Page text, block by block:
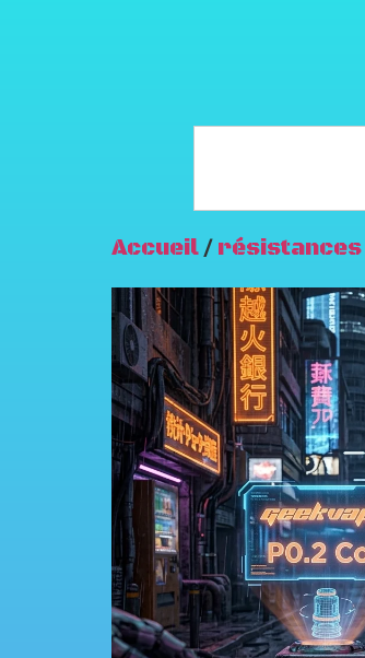
Accueil/ résistances